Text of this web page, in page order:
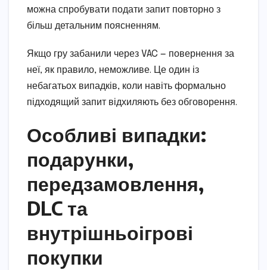
можна спробувати подати запит повторно з
більш детальним поясненням.
Якщо гру забанили через VAC — повернення за
неї, як правило, неможливе. Це один із
небагатьох випадків, коли навіть формально
підходящий запит відхиляють без обговорення.
Особливі випадки:
подарунки,
передзамовлення,
DLC та
внутрішньоігрові
покупки